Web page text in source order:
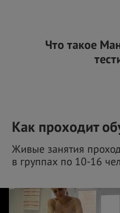
Что такое
Как проходит
Живые занятия
в группах по 10-16